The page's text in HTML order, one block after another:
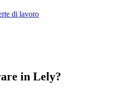
di lavoro
in Lely?